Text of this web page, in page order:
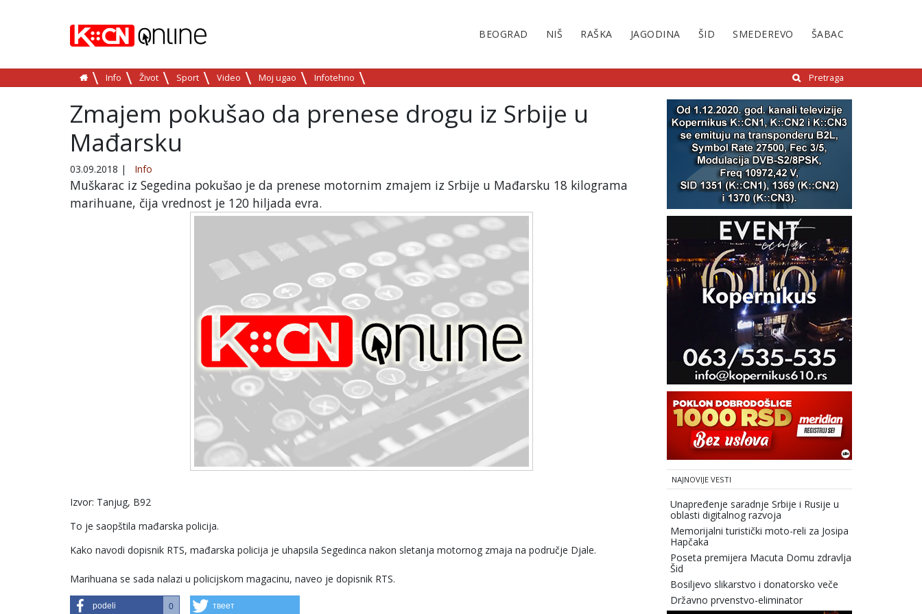
BEOGRAD NIŠ RAŠKA JAGODINA ŠID SMEDEREVO ŠABAC
Info Život Sport Video Moj ugao Infotehno Pretraga
Zmajem pokušao da prenese drogu iz Srbije u
Mađarsku
03.09.2018 | Info
Muškarac iz Segedina pokušao je da prenese motornim zmajem iz Srbije u Mađarsku 18 kilograma
marihuane, čija vrednost je 120 hiljada evra.
Izvor: Tanjug, B92
To je saopštila mađarska policija.
Kako navodi dopisnik RTS, mađarska policija je uhapsila Segedinca nakon sletanja motornog zmaja na područje Djale.
Marihuana se sada nalazi u policijskom magacinu, naveo je dopisnik RTS.
podeli 0 твеет
NAJNOVIJE VESTI
Unapređenje saradnje Srbije i Rusije u
oblasti digitalnog razvoja
Memorijalni turistički moto-reli za Josipa
Hapčaka
Poseta premijera Macuta Domu zdravlja
Šid
Bosiljevo slikarstvo i donatorsko veče
Državno prvenstvo-eliminator